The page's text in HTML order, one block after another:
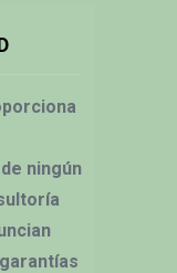
ningún